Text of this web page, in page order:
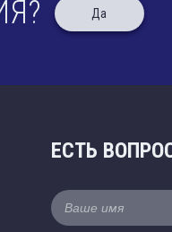
Да
ЕСТЬ